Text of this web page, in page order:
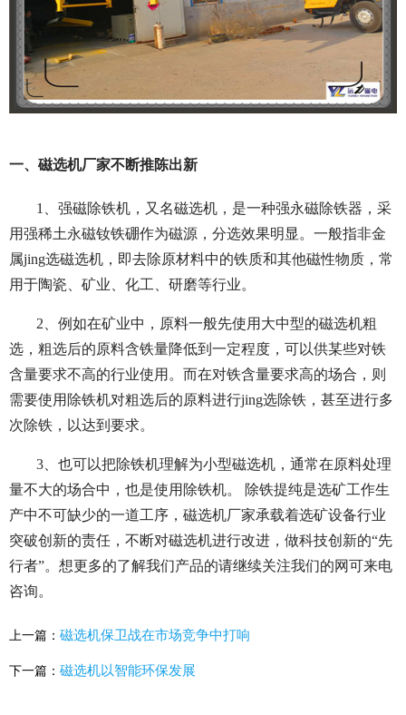
一、磁选机厂家不断推陈出新
1、强磁除铁机，又名磁选机，是一种强永磁除铁器，采
用强稀土永磁钕铁硼作为磁源，分选效果明显。一般指非金
属jing选磁选机，即去除原材料中的铁质和其他磁性物质，常
用于陶瓷、矿业、化工、研磨等行业。
2、例如在矿业中，原料一般先使用大中型的磁选机粗
选，粗选后的原料含铁量降低到一定程度，可以供某些对铁
含量要求不高的行业使用。而在对铁含量要求高的场合，则
需要使用除铁机对粗选后的原料进行jing选除铁，甚至进行多
次除铁，以达到要求。
3、也可以把除铁机理解为小型磁选机，通常在原料处理
量不大的场合中，也是使用除铁机。 除铁提纯是选矿工作生
产中不可缺少的一道工序，磁选机厂家承载着选矿设备行业
突破创新的责任，不断对磁选机进行改进，做科技创新的“先
行者”。想更多的了解我们产品的请继续关注我们的网可来电
咨询。
上一篇： 磁选机保卫战在市场竞争中打响
下一篇： 磁选机以智能环保发展